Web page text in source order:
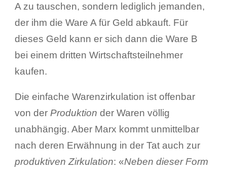
A zu tauschen, sondern lediglich jemanden,
der ihm die Ware A für Geld abkauft. Für
dieses Geld kann er sich dann die Ware B
bei einem dritten Wirtschaftsteilnehmer
kaufen.
Die einfache Warenzirkulation ist offenbar
von der Produktion der Waren völlig
unabhängig. Aber Marx kommt unmittelbar
nach deren Erwähnung in der Tat auch zur
produktiven Zirkulation: «Neben dieser Form